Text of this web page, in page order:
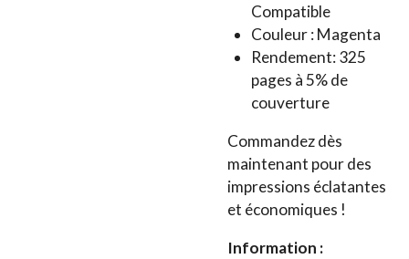
Compatible
Couleur : Magenta
Rendement: 325
pages à 5% de
couverture
Commandez dès
maintenant pour des
impressions éclatantes
et économiques !
Information :